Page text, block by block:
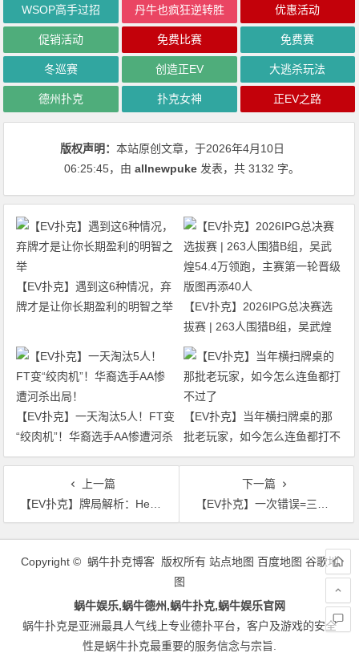
WSOP高手过招 丹牛也疯狂逆转胜 优惠活动
促销活动 免费比赛 免费赛
冬巡赛 创造正EV 大逃杀玩法
德州扑克 扑克女神 正EV之路
版权声明：本站原创文章，于2026年4月10日
06:25:45，由allnewpuke 发表，共 3132 字。
【EV扑克】遇到这6种情况，弃
牌才是让你长期盈利的明智之举
【EV扑克】2026IPG总决赛选
拔赛 | 263人围猎B组，吴武煌
54.4万领跑，主赛第一轮晋级版
【EV扑克】一天淘汰5人！FT变
“绞肉机”！华裔选手AA惨遭河杀
出局！
【EV扑克】当年横扫牌桌的那
批老玩家，如今怎么连鱼都打不
过了
上一篇
【EV扑克】牌局解析：Hellmuth神级弃AK躲AA！读穿娱乐玩家心理，赛后怒喷全桌：“慢我五拍”
下一篇
【EV扑克】一次错误=三手牌白打？扑克中最隐蔽的EV杀手不是运气，而是你的大脑
文
Copyright © 蜗牛扑克博客 版权所有 站点地图 百度地图 谷歌地
图
蜗牛娱乐,蜗牛德州,蜗牛扑克,蜗牛娱乐官网
蜗牛扑克是亚洲最具人气线上专业德扑平台，客户及游戏的安全
性是蜗牛扑克最重要的服务信念与宗旨.